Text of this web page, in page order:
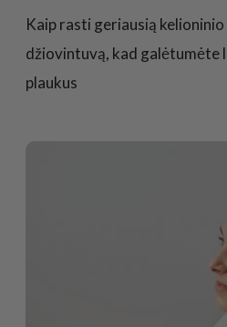
Kaip rasti geriausią
džiovintuvą, kad galėtumėte
plaukus